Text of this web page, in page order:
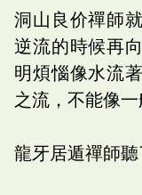
洞山良价禪師
逆流的時候再
明煩惱像水流
之流，不能像一
龍牙居遁禪師聽